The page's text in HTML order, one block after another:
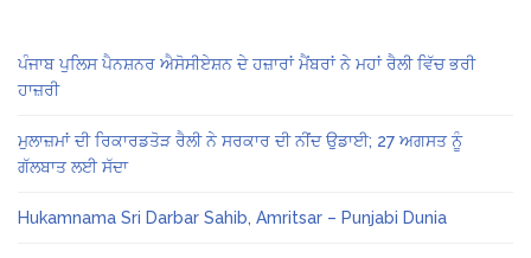
ਪੰਜਾਬ ਪੁਲਿਸ ਪੈਨਸ਼ਨਰ ਐਸੋਸੀਏਸ਼ਨ ਦੇ ਹਜ਼ਾਰਾਂ ਮੈਂਬਰਾਂ ਨੇ ਮਹਾਂ ਰੈਲੀ ਵਿੱਚ ਭਰੀ
ਹਾਜ਼ਰੀ
ਮੁਲਾਜ਼ਮਾਂ ਦੀ ਰਿਕਾਰਡਤੋੜ ਰੈਲੀ ਨੇ ਸਰਕਾਰ ਦੀ ਨੀਂਦ ਉਡਾਈ; 27 ਅਗਸਤ ਨੂੰ
ਗੱਲਬਾਤ ਲਈ ਸੱਦਾ
Hukamnama Sri Darbar Sahib, Amritsar – Punjabi Dunia